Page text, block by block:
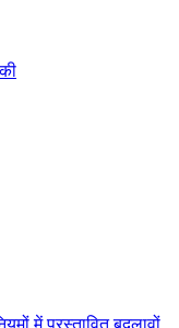
में प्रस्तावित बदलावों